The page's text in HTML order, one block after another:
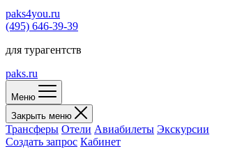
paks4you.ru
(495) 646-39-39
для турагентств
paks.ru
Меню
Закрыть меню
Трансферы Отели Авиабилеты Экскурсии
Создать запрос Кабинет